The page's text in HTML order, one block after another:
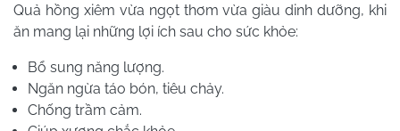
Quả hồng xiêm vừa ngọt thơm vừa giàu dinh dưỡng, khi
ăn mang lại những lợi ích sau cho sức khỏe:
Bổ sung năng lượng.
Ngăn ngừa táo bón, tiêu chảy.
Chống trầm cảm.